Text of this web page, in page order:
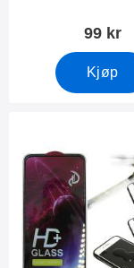
99 kr
Kjøp